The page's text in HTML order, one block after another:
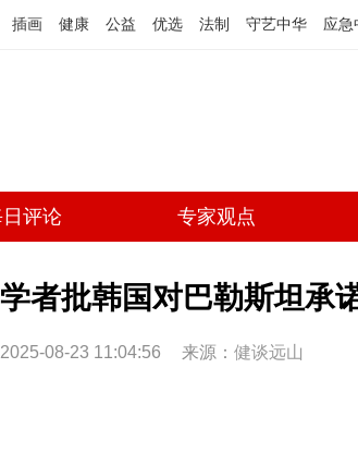
插画 健康 公益 优选 法制 守艺中华 应急
评论 专家观点
学者批韩国对巴勒斯坦承
2025-08-23 11:04:56 来源： 健谈远山